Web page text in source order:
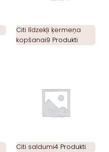
Citi līdzekļi ķermeņa
kopšanai9 Produkti
Citi saldumi4 Produkti